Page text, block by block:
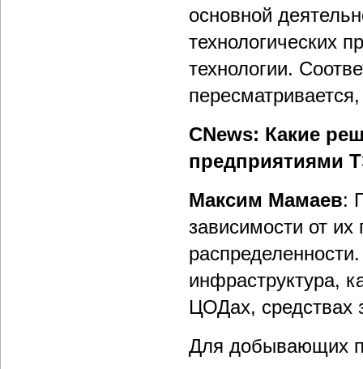
основной
технологических
технологии.
CNews: Какие
предприятиями
Максим Мамаев:
зависимости от
инфраструктура,
ЦОДах,
Для добывающих